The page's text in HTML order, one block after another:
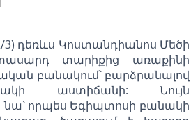
3) դեռևս Կոստանդիանոս Մեծի
տարիքից առաքինի
բանակում՝ բարձրանալով
աստիճանի: Նույն
որպես Եգիպտոսի բանակի